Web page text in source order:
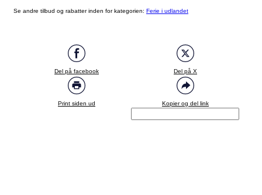
Se andre tilbud og rabatter inden for kategorien: Ferie i udlandet
Del på facebook Del på X
Print siden ud Kopier og del link